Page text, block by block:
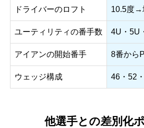
ドライバーのロフト 10.5度→
ユーティリティの番手数 4U・5U
アイアンの開始番手 8番から
ウェッジ構成 46・52
他選手との差別化